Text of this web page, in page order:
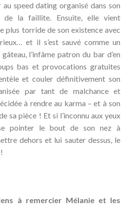
speed dating organisé dans son
la faillite. Ensuite, elle vient
plus torride de son existence avec
et il s’est sauvé comme un
l’infâme patron du bar d’en
bas et provocations gratuites
et couler définitivement son
par tant de malchance et
à rendre au karma – et à son
sa pièce ! Et si l’inconnu aux yeux
pointer le bout de son nez à
dehors et lui sauter dessus, le
à remercier Mélanie et les